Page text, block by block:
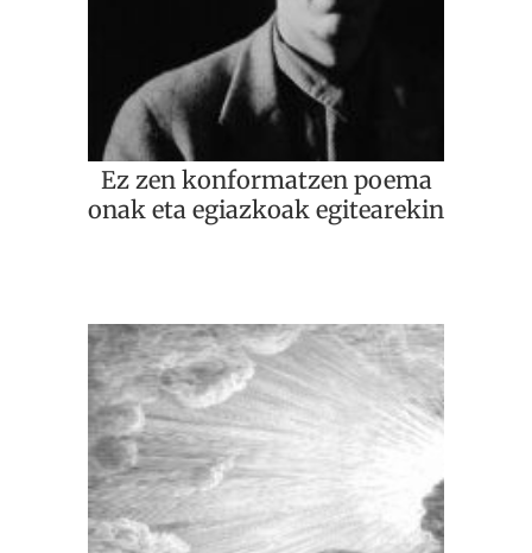
Ez zen konformatzen poema
onak eta egiazkoak egitearekin